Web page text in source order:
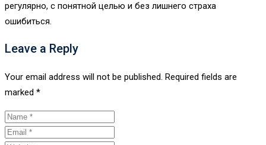
регулярно, с понятной целью и без лишнего страха
ошибиться.
Leave a Reply
Your email address will not be published. Required fields are
marked *